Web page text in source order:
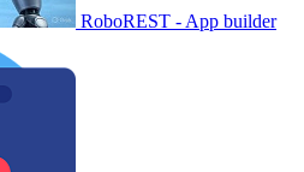
RoboREST - App builder